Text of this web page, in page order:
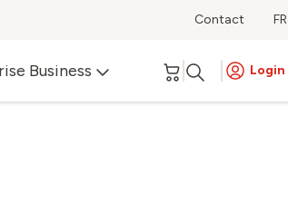
Contact FR
Business Login